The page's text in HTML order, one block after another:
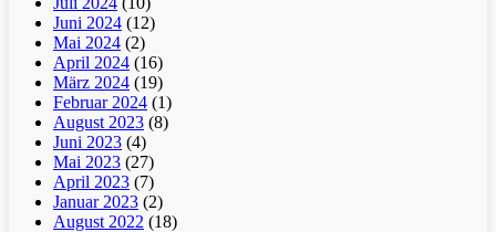
Juni 2024 (12)
Mai 2024 (2)
April 2024 (16)
März 2024 (19)
Februar 2024 (1)
August 2023 (8)
Juni 2023 (4)
Mai 2023 (27)
April 2023 (7)
Januar 2023 (2)
August 2022 (18)